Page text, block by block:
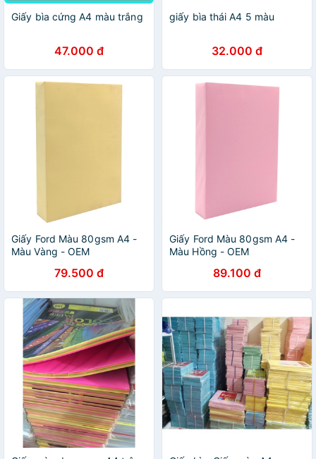
Giấy bìa cứng A4 màu trắng
47.000 đ
giấy bìa thái A4 5 màu
32.000 đ
Giấy Ford Màu 80gsm A4 -
Màu Vàng - OEM
79.500 đ
Giấy Ford Màu 80gsm A4 -
Màu Hồng - OEM
89.100 đ